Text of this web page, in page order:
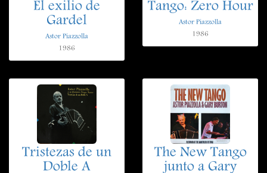
El exilio de
Gardel
Astor Piazzolla
1986
Tango: Zero Hour
Astor Piazzolla
1986
Tristezas de un
Doble A
The New Tango
junto a Gary